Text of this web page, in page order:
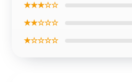
★★★☆☆
★★☆☆☆
★☆☆☆☆